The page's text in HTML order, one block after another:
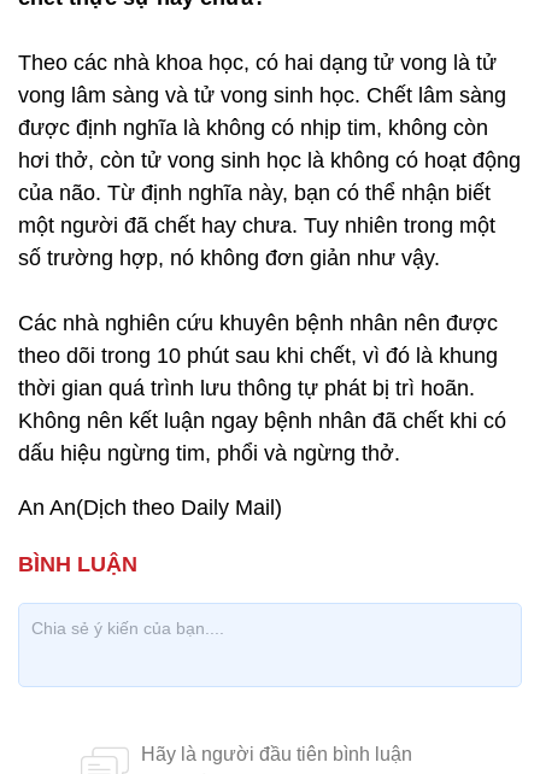
Theo các nhà khoa học, có hai dạng tử vong là tử
vong lâm sàng và tử vong sinh học. Chết lâm sàng
được định nghĩa là không có nhịp tim, không còn
hơi thở, còn tử vong sinh học là không có hoạt động
của não. Từ định nghĩa này, bạn có thể nhận biết
một người đã chết hay chưa. Tuy nhiên trong một
số trường hợp, nó không đơn giản như vậy.
Các nhà nghiên cứu khuyên bệnh nhân nên được
theo dõi trong 10 phút sau khi chết, vì đó là khung
thời gian quá trình lưu thông tự phát bị trì hoãn.
Không nên kết luận ngay bệnh nhân đã chết khi có
dấu hiệu ngừng tim, phổi và ngừng thở.
An An(Dịch theo Daily Mail)